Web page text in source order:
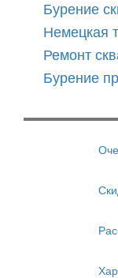
Бурение
Немецкая
Ремонт
Бурение